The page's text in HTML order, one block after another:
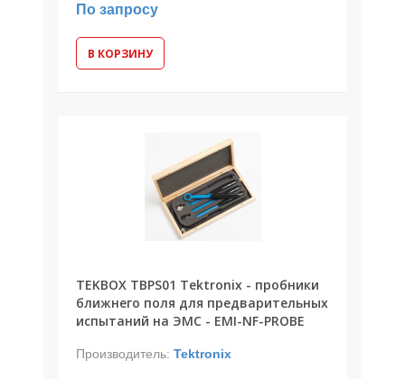
По запросу
В КОРЗИНУ
TEKBOX TBPS01 Tektronix - пробники
ближнего поля для предварительных
испытаний на ЭМС - EMI-NF-PROBE
Производитель: Tektronix